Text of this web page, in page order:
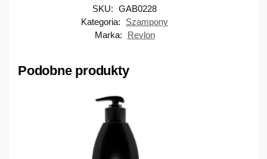
SKU: GAB0228
Kategoria:
Szampony
Marka:
Revlon
Podobne produkty